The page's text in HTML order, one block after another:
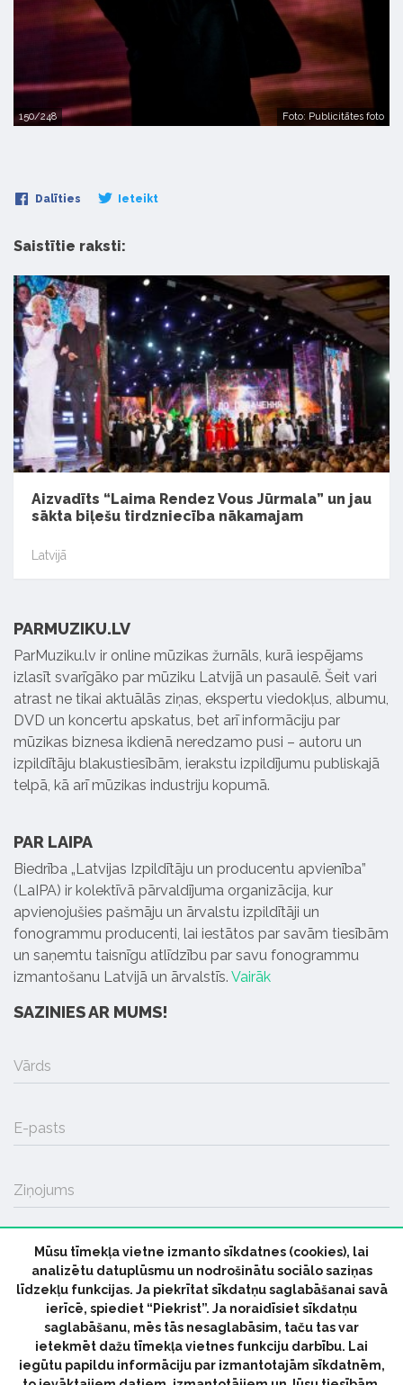
150/248 Foto: Publicitātes foto
Dalīties Ieteikt
Saistītie raksti:
Aizvadīts “Laima Rendez Vous Jūrmala” un jau
sākta biļešu tirdzniecība nākamajam
Latvijā
PARMUZIKU.LV
ParMuziku.lv ir online mūzikas žurnāls, kurā iespējams
izlasīt svarīgāko par mūziku Latvijā un pasaulē. Šeit vari
atrast ne tikai aktuālās ziņas, ekspertu viedokļus, albumu,
DVD un koncertu apskatus, bet arī informāciju par
mūzikas biznesa ikdienā neredzamo pusi – autoru un
izpildītāju blakustiesībām, ierakstu izpildījumu publiskajā
telpā, kā arī mūzikas industriju kopumā.
PAR LAIPA
Biedrība „Latvijas Izpildītāju un producentu apvienība”
(LaIPA) ir kolektīvā pārvaldījuma organizācija, kur
apvienojušies pašmāju un ārvalstu izpildītāji un
fonogrammu producenti, lai iestātos par savām tiesībām
un saņemtu taisnīgu atlīdzību par savu fonogrammu
izmantošanu Latvijā un ārvalstīs. Vairāk
SAZINIES AR MUMS!
Vārds
E-pasts
Ziņojums
SŪTĪT
© 2026 parmuziku.lv, visas tiesības paturētas
Mūsu tīmekļa vietne izmanto sīkdatnes (cookies), lai
analizētu datuplūsmu un nodrošinātu sociālo saziņas
līdzekļu funkcijas. Ja piekrītat sīkdatņu saglabāšanai savā
ierīcē, spiediet “Piekrist”. Ja noraidīsiet sīkdatņu
saglabāšanu, mēs tās nesaglabāsim, taču tas var
ietekmēt dažu tīmekļa vietnes funkciju darbību. Lai
iegūtu papildu informāciju par izmantotajām sīkdatnēm,